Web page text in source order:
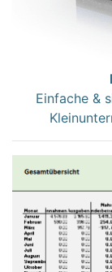
Einfache &